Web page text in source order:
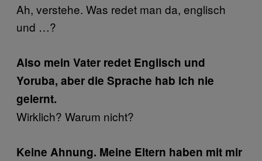
Ah, verstehe. Was redet man da, englisch
und …?
Also mein Vater redet Englisch und
Yoruba, aber die Sprache hab ich nie
gelernt.
Wirklich? Warum nicht?
Keine Ahnung. Meine Eltern haben mit mir